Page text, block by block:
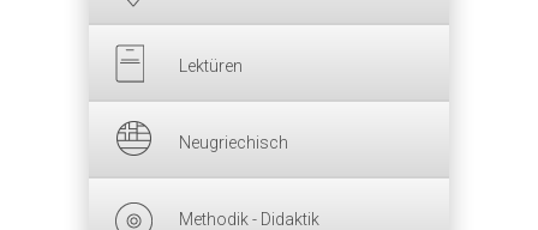
Lektüren
Neugriechisch
Methodik - Didaktik